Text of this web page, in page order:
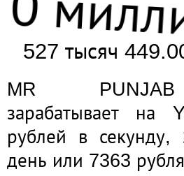
527 тысяч
MR
зарабатывает на
рублей в
день или 7363